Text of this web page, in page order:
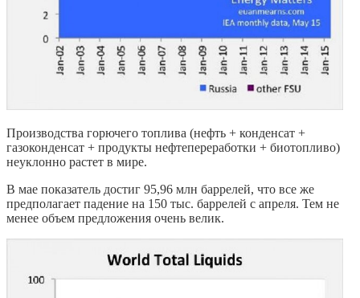
Производства горючего топлива (нефть + конденсат +
газоконденсат + продукты нефтепереработки + биотопливо)
неуклонно растет в мире.
В мае показатель достиг 95,96 млн баррелей, что все же
предполагает падение на 150 тыс. баррелей с апреля. Тем не
менее объем предложения очень велик.